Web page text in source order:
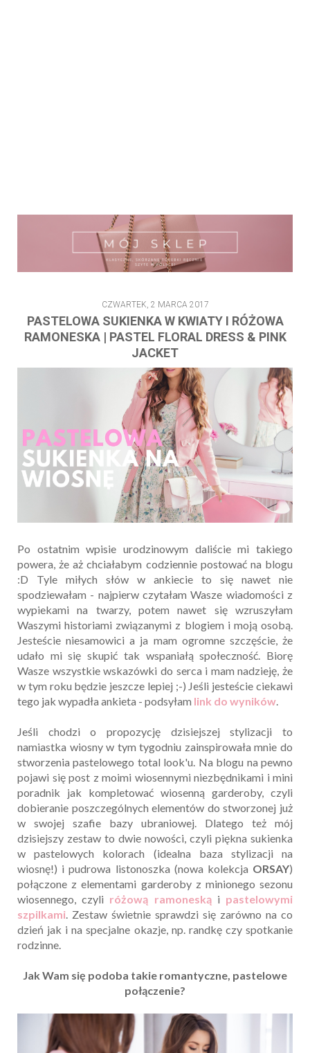
CZWARTEK, 2 MARCA 2017
PASTELOWA SUKIENKA W KWIATY I RÓŻOWA
RAMONESKA | PASTEL FLORAL DRESS & PINK
JACKET
Po ostatnim wpisie urodzinowym daliście mi takiego
powera, że aż chciałabym codziennie postować na blogu
:D Tyle miłych słów w ankiecie to się nawet nie
spodziewałam - najpierw czytałam Wasze wiadomości z
wypiekami na twarzy, potem nawet się wzruszyłam
Waszymi historiami związanymi z blogiem i moją osobą.
Jesteście niesamowici a ja mam ogromne szczęście, że
udało mi się skupić tak wspaniałą społeczność. Biorę
Wasze wszystkie wskazówki do serca i mam nadzieję, że
w tym roku będzie jeszcze lepiej ;-) Jeśli jesteście ciekawi
tego jak wypadła ankieta - podsyłam link do wyników.
Jeśli chodzi o propozycję dzisiejszej stylizacji to
namiastka wiosny w tym tygodniu zainspirowała mnie do
stworzenia pastelowego total look'u. Na blogu na pewno
pojawi się post z moimi wiosennymi niezbędnikami i mini
poradnik jak kompletować wiosenną garderoby, czyli
dobieranie poszczególnych elementów do stworzonej już
w swojej szafie bazy ubraniowej. Dlatego też mój
dzisiejszy zestaw to dwie nowości, czyli piękna sukienka
w pastelowych kolorach (idealna baza stylizacji na
wiosnę!) i pudrowa listonoszka (nowa kolekcja ORSAY)
połączone z elementami garderoby z minionego sezonu
wiosennego, czyli różową ramoneskąi pastelowymi
szpilkami. Zestaw świetnie sprawdzi się zarówno na co
dzień jak i na specjalne okazje, np. randkę czy spotkanie
rodzinne.
Jak Wam się podoba takie romantyczne, pastelowe
połączenie?